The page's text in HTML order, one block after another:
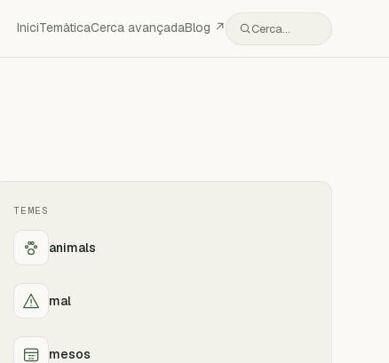
IniciTemàticaCerca avançadaBlog ↗ Cerca…
TEMES
animals
mal
mesos